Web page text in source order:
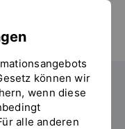
können wir
wenn diese
alle anderen